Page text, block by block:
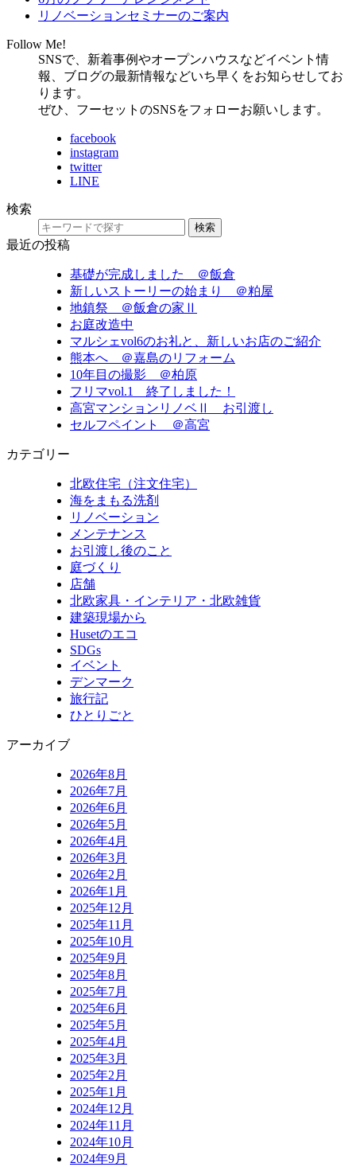
リノベーションセミナーのご案内
Follow Me!
SNSで、新着事例やオープンハウスなどイベント情
報、ブログの最新情報などいち早くをお知らせしてお
ります。
ぜひ、フーセットのSNSをフォローお願いします。
facebook
instagram
twitter
LINE
検索
検索
最近の投稿
基礎が完成しました ＠飯倉
新しいストーリーの始まり ＠粕屋
地鎮祭 ＠飯倉の家Ⅱ
お庭改造中
マルシェvol6のお礼と、新しいお店のご紹介
熊本へ ＠嘉島のリフォーム
10年目の撮影 ＠柏原
フリマvol.1 終了しました！
高宮マンションリノベⅡ お引渡し
セルフペイント ＠高宮
カテゴリー
北欧住宅（注文住宅）
海をまもる洗剤
リノベーション
メンテナンス
お引渡し後のこと
庭づくり
店舗
北欧家具・インテリア・北欧雑貨
建築現場から
Husetのエコ
SDGs
イベント
デンマーク
旅行記
ひとりごと
アーカイブ
2026年8月
2026年7月
2026年6月
2026年5月
2026年4月
2026年3月
2026年2月
2026年1月
2025年12月
2025年11月
2025年10月
2025年9月
2025年8月
2025年7月
2025年6月
2025年5月
2025年4月
2025年3月
2025年2月
2025年1月
2024年12月
2024年11月
2024年10月
2024年9月